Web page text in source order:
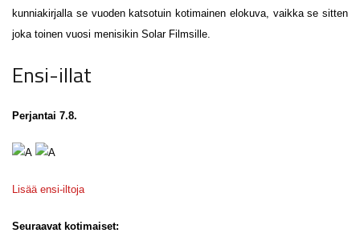
kunniakirjalla se vuoden katsotuin kotimainen elokuva, vaikka se sitten
joka toinen vuosi menisikin Solar Filmsille.
Ensi-illat
Perjantai 7.8.
Lisää ensi-iltoja
Seuraavat kotimaiset: